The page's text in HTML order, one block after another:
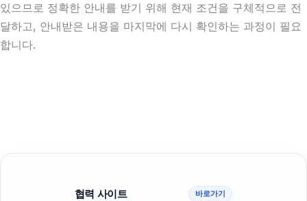
있으므로 정확한 안내를 받기 위해 현재 조건을 구체적으로 전
달하고, 안내받은 내용을 마지막에 다시 확인하는 과정이 필요
합니다.
협력 사이트 바로가기